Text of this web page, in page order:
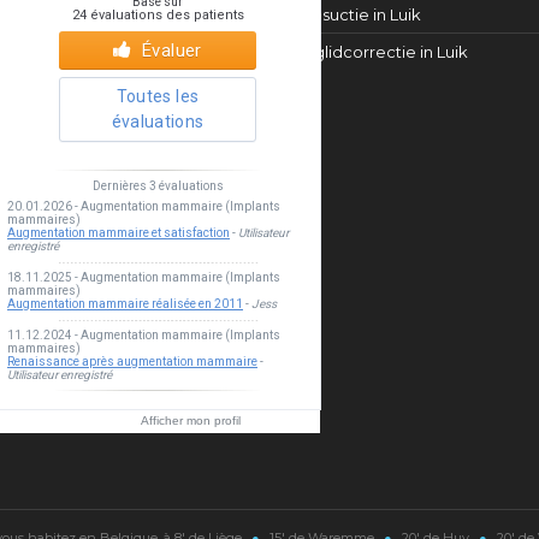
Afficher mon profil
Liposuctie in Luik
Ooglidcorrectie in Luik